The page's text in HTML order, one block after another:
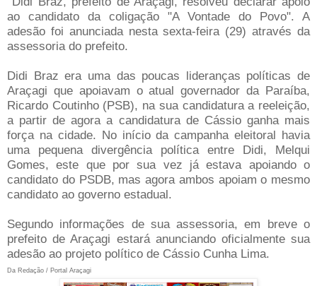
ao candidato da coligação "A Vontade do Povo". A
adesão foi anunciada nesta sexta-feira (29) através da
assessoria do prefeito.
Didi Braz era uma das poucas lideranças políticas de
Araçagi que apoiavam o atual governador da Paraíba,
Ricardo Coutinho (PSB), na sua candidatura a reeleição,
a partir de agora a candidatura de Cássio ganha mais
força na cidade. No início da campanha eleitoral havia
uma pequena divergência política entre Didi, Melqui
Gomes, este que por sua vez já estava apoiando o
candidato do PSDB, mas agora ambos apoiam o mesmo
candidato ao governo estadual.
Segundo informações de sua assessoria, em breve o
prefeito de Araçagi estará anunciando oficialmente sua
adesão ao projeto político de Cássio Cunha Lima.
Da Redação / Portal Araçagi